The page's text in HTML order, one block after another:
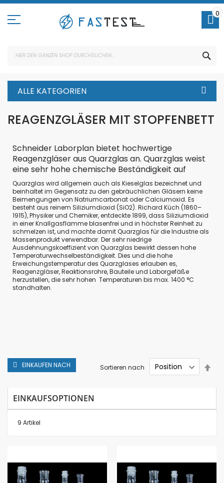
Direkt
Inhalt
0
ALLE KATEGORIEN
REAGENZGLÄSER MIT STOPFENBETT
Schneider Laborplan bietet hochwertige
Reagenzgläser aus Quarzglas an. Quarzglas weist
eine sehr hohe chemische Beständigkeit auf
Quarzglas wird allgemein auch als Kieselglas bezeichnet und
beinhaltet im Gegensatz zu den gebräuchlichen Gläsern keine
Beimengungen von Natriumcarbonat oder Calciumoxid. Es
besteht aus reinem Siliziumdioxid (SiO2). Richard Küch (1860–
1915), Physiker und Chemiker, entdeckte 1899, dass Siliziumdioxid
in einer Knallgasflamme blasenfrei und in höchster Reinheit zu
schmelzen ist, und machte damit Quarzglas für die Industrie als
Massenprodukt verwendbar. Der sehr niedrige
Ausdehnungskoeffizient von Quarzglas bewirkt dessen hohe
Temperaturwechselbeständigkeit. Dies und die hohe
Erweichungstemperatur des Quarzglases erlauben es,
Reagenzgläser, Reaktionsrohre, Bauteile und Laborgefäße
herzustellen, die sehr hohen Temperaturen bis max. 1400 °C
standhalten.
9 Artikel
Sortieren nach
EINKAUFEN NACH
EINKAUFSOPTIONEN